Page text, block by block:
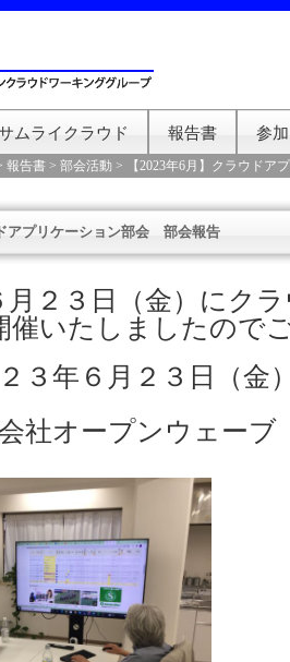
ムライクラウド 報告書 参
報告書 > 部会活動 > 【2023年6月】クラウド
アプリケーション部会 部会報告
月２３日（金）にク
催いたしましたので
３年６月２３日（金
社オープンウェーブ